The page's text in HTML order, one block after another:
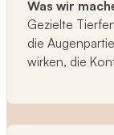
Was wir
Gezielte
die
wirken, die